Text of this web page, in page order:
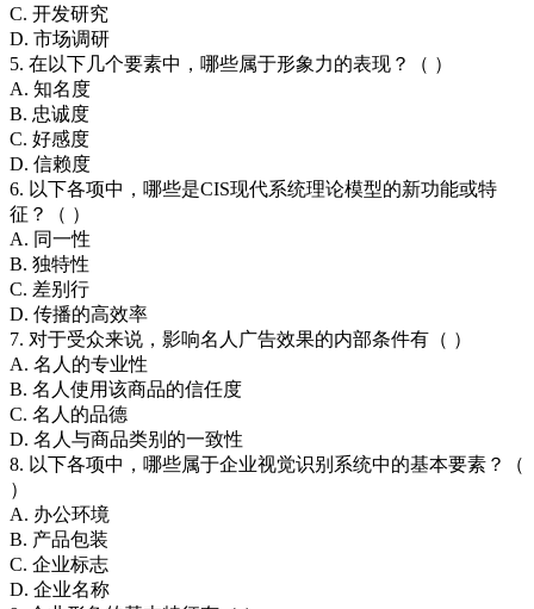
C. 开发研究
D. 市场调研
5. 在以下几个要素中，哪些属于形象力的表现？（ ）
A. 知名度
B. 忠诚度
C. 好感度
D. 信赖度
6. 以下各项中，哪些是CIS现代系统理论模型的新功能或特
征？（ ）
A. 同一性
B. 独特性
C. 差别行
D. 传播的高效率
7. 对于受众来说，影响名人广告效果的内部条件有（ ）
A. 名人的专业性
B. 名人使用该商品的信任度
C. 名人的品德
D. 名人与商品类别的一致性
8. 以下各项中，哪些属于企业视觉识别系统中的基本要素？（
）
A. 办公环境
B. 产品包装
C. 企业标志
D. 企业名称